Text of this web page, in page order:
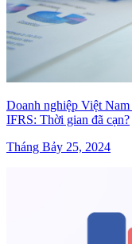
Doanh nghiệp Việt
IFRS: Thời gian đã cạn?
Tháng Bảy 25, 2024